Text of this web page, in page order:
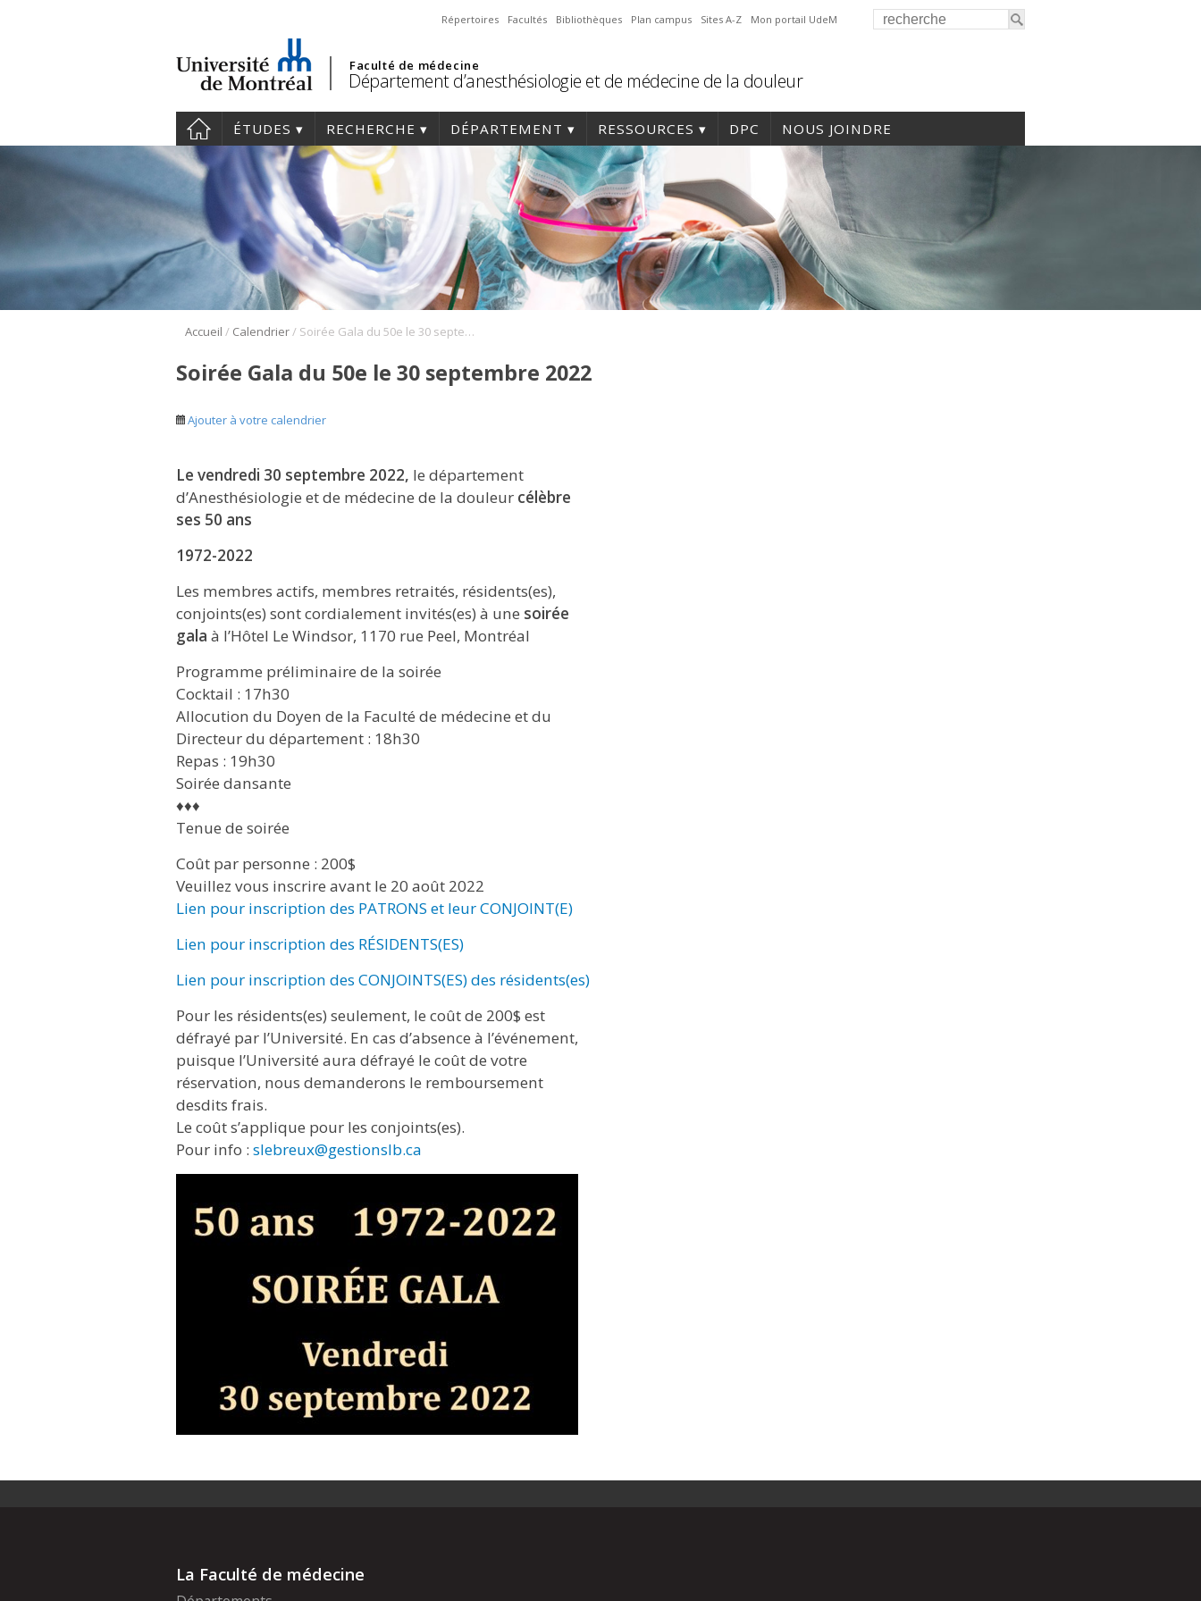
Répertoires Facultés Bibliothèques Plan campus Sites A-Z Mon portail UdeM
Faculté de médecine
Département d’anesthésiologie et de médecine de la douleur
ÉTUDES RECHERCHE DÉPARTEMENT RESSOURCES DPC NOUS JOINDRE
Accueil / Calendrier/ Soirée Gala du 50e le 30 septembre 2022
Soirée Gala du 50e le 30 septembre 2022
Ajouter à votre calendrier
Le vendredi 30 septembre 2022, le département
d’Anesthésiologie et de médecine de la douleur célèbre
ses 50 ans
1972-2022
Les membres actifs, membres retraités, résidents(es),
conjoints(es) sont cordialement invités(es) à une soirée
gala à l’Hôtel Le Windsor, 1170 rue Peel, Montréal
Programme préliminaire de la soirée
Cocktail : 17h30
Allocution du Doyen de la Faculté de médecine et du
Directeur du département : 18h30
Repas : 19h30
Soirée dansante
♦♦♦
Tenue de soirée
Coût par personne : 200$
Veuillez vous inscrire avant le 20 août 2022
Lien pour inscription des PATRONS et leur CONJOINT(E)
Lien pour inscription des RÉSIDENTS(ES)
Lien pour inscription des CONJOINTS(ES) des résidents(es)
Pour les résidents(es) seulement, le coût de 200$ est
défrayé par l’Université. En cas d’absence à l’événement,
puisque l’Université aura défrayé le coût de votre
réservation, nous demanderons le remboursement
desdits frais.
Le coût s’applique pour les conjoints(es).
Pour info : slebreux@gestionslb.ca
La Faculté de médecine